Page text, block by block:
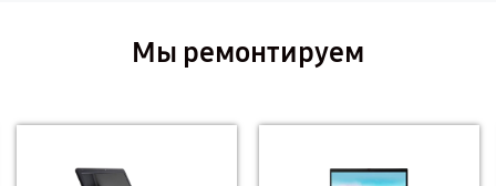
Мы ремонтируем